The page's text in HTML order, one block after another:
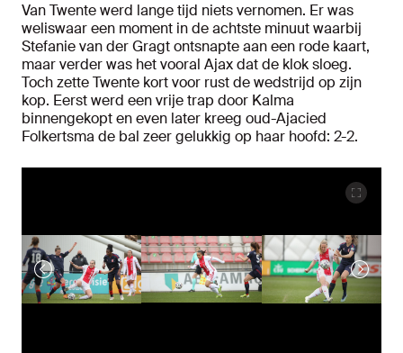
Van Twente werd lange tijd niets vernomen. Er was
weliswaar een moment in de achtste minuut waarbij
Stefanie van der Gragt ontsnapte aan een rode kaart,
maar verder was het vooral Ajax dat de klok sloeg.
Toch zette Twente kort voor rust de wedstrijd op zijn
kop. Eerst werd een vrije trap door Kalma
binnengekopt en even later kreeg oud-Ajacied
Folkertsma de bal zeer gelukkig op haar hoofd: 2-2.